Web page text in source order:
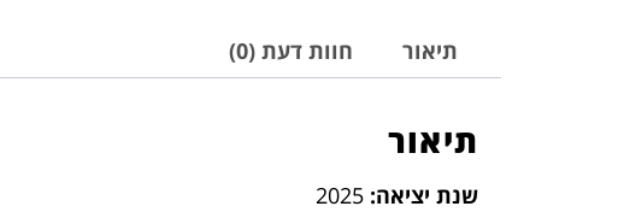
תיאור חוות דעת (0)
תיאור
שנת יציאה: